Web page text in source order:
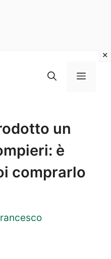
Menu
un
è
comprarlo